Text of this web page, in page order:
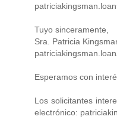
Tuyo sinceramente,
Sra. Patricia
Esperamos con
Los solicitantes
electrónico: